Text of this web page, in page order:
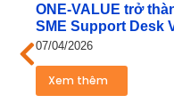
ONE‑VALUE trở
SME Support Desk
07/04/2026
Xem thêm